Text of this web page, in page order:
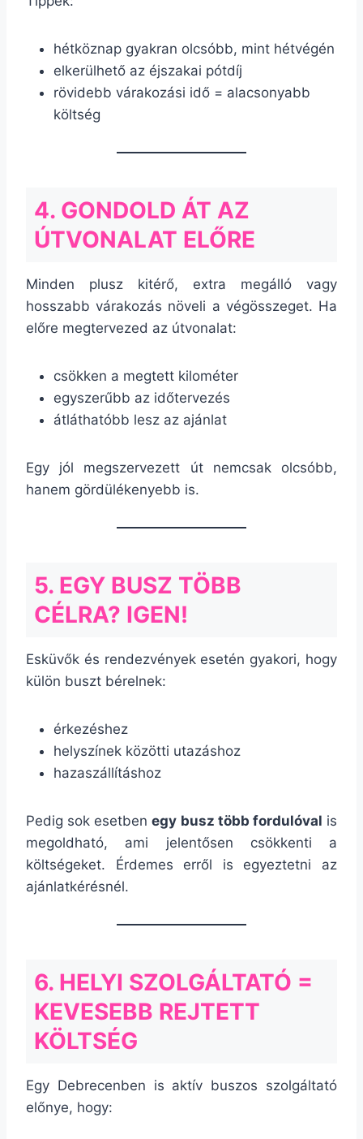
hétköznap gyakran olcsóbb, mint hétvégén
elkerülhető az éjszakai pótdíj
rövidebb várakozási idő = alacsonyabb
költség
4. GONDOLD ÁT AZ
ÚTVONALAT ELŐRE
Minden plusz kitérő, extra megálló vagy
hosszabb várakozás növeli a végösszeget. Ha
előre megtervezed az útvonalat:
csökken a megtett kilométer
egyszerűbb az időtervezés
átláthatóbb lesz az ajánlat
Egy jól megszervezett út nemcsak olcsóbb,
hanem gördülékenyebb is.
5. EGY BUSZ TÖBB
CÉLRA? IGEN!
Esküvők és rendezvények esetén gyakori, hogy
külön buszt bérelnek:
érkezéshez
helyszínek közötti utazáshoz
hazaszállításhoz
Pedig sok esetbenegy busz több fordulóval is
megoldható, ami jelentősen csökkenti a
költségeket. Érdemes erről is egyeztetni az
ajánlatkérésnél.
6. HELYI SZOLGÁLTATÓ =
KEVESEBB REJTETT
KÖLTSÉG
Egy Debrecenben is aktív buszos szolgáltató
előnye, hogy: